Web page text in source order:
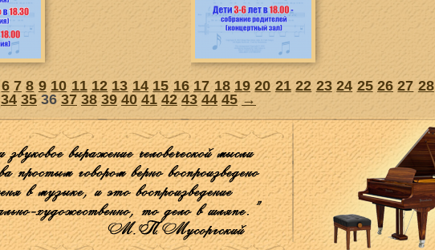
6 7 8 9 10 11 12 13 14 15 16 17 18 19 20 21 22 23 24 25 26 27 28
34 35 36 37 38 39 40 41 42 43 44 45 →